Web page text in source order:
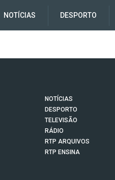
NOTÍCIAS DESPORTO
NOTÍCIAS
DESPORTO
TELEVISÃO
RÁDIO
RTP ARQUIVOS
RTP ENSINA